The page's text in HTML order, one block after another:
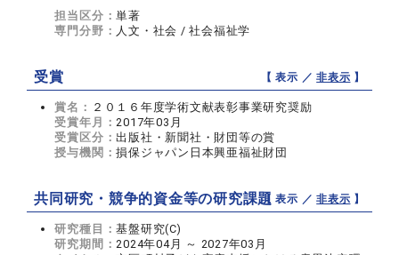
担当区分：単著
専門分野： 人文・社会 / 社会福祉学
受賞 【 表示 ／非表示 】
賞名： ２０１６年度学術文献表彰事業研究奨励
受賞年月：2017年03月
受賞区分：出版社・新聞社・財団等の賞
授与機関：損保ジャパン日本興亜福祉財団
共同研究・競争的資金等の研究課題【 表示 ／非表示 】
研究種目：基盤研究(C)
研究期間：2024年04月 ～ 2027年03月